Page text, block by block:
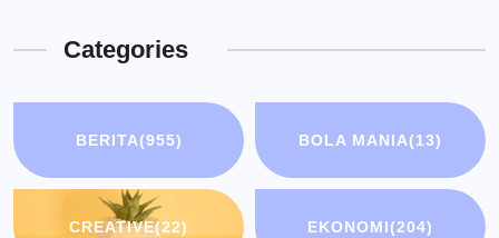
Categories
BERITA(955) BOLA MANIA(13)
CREATIVE(22) EKONOMI(204)